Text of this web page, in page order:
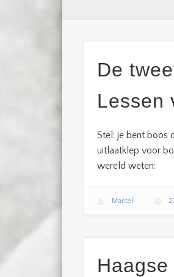
De
Lessen
Stel: je bent boos
uitlaatklep voor
wereld weten:
Marcel